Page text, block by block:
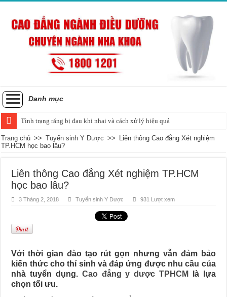
Danh mục
Tình trạng răng bị đau khi nhai và cách xử lý hiệu quả
Trang chủ >> Tuyển sinh Y Dược >>
Liên thông Cao đẳng Xét nghiệm
TP.HCM học bao lâu?
Liên thông Cao đẳng Xét nghiệm TP.HCM
học bao lâu?
3 Tháng 2, 2018 Tuyển sinh Y Dược 931 Lượt xem
Với thời gian đào tạo rút gọn nhưng vẫn đảm bảo
kiến thức cho thí sinh và đáp ứng được nhu cầu của
nhà tuyển dụng. Cao đẳng y dược TPHCM
là lựa
chọn tối ưu.